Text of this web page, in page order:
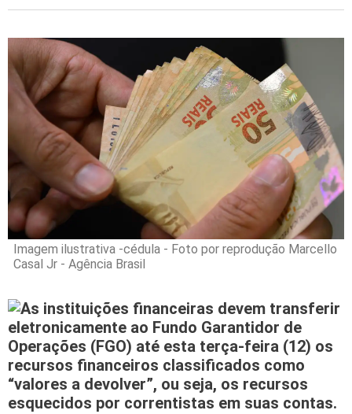
Imagem ilustrativa -cédula - Foto por reprodução Marcello
Casal Jr - Agência Brasil
As instituições financeiras devem transferir
eletronicamente ao Fundo Garantidor de
Operações (FGO) até esta terça-feira (12) os
recursos financeiros classificados como
“valores a devolver”, ou seja, os recursos
esquecidos por correntistas em suas contas.